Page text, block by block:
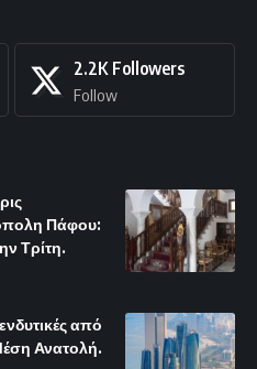
2.2K Followers
Follow
Πάφου:
Τρίτη.
από
Ανατολή.